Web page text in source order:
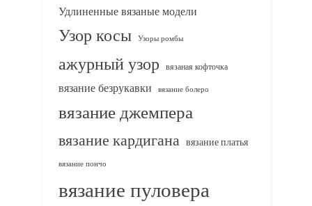
Удлиненные вязаные модели
Узор косы Узоры ромбы
ажурный узор вязаная кофточка
вязание безрукавки вязание болеро
вязание джемпера
вязание кардигана вязание платья
вязание пончо
вязание пуловера